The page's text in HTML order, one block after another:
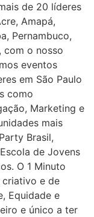
de 20 líderes
Amapá,
Pernambuco,
com o nosso
eventos
em São Paulo
como
Marketing e
mais
Brasil,
de Jovens
O 1 Minuto
criativo e de
Equidade e
e único a ter